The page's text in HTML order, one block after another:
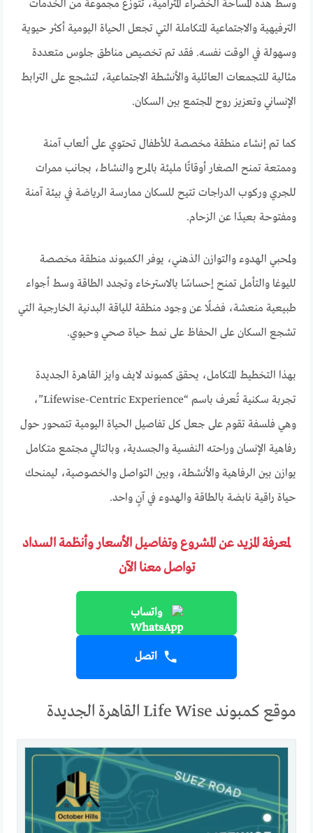
وسط هذه المساحة الخضراء المترامية، تتوزع مجموعة من الخدمات
الترفيهية والاجتماعية المتكاملة التي تجعل الحياة اليومية أكثر حيوية
وسهولة في الوقت نفسه. فقد تم تخصيص مناطق جلوس متعددة
مثالية للتجمعات العائلية والأنشطة الاجتماعية، لتشجع على الترابط
الإنساني وتعزيز روح المجتمع بين السكان.
كما تم إنشاء منطقة مخصصة للأطفال تحتوي على ألعاب آمنة
وممتعة تمنح الصغار أوقاتًا مليئة بالمرح والنشاط، بجانب ممرات
للجري وركوب الدراجات تتيح للسكان ممارسة الرياضة في بيئة آمنة
ومفتوحة بعيدًا عن الزحام.
ولمحبي الهدوء والتوازن الذهني، يوفر الكمبوند منطقة مخصصة
لليوغا والتأمل تمنح إحساسًا بالاسترخاء وتجدد الطاقة وسط أجواء
طبيعية منعشة، فضلًا عن وجود منطقة للياقة البدنية الخارجية التي
تشجع السكان على الحفاظ على نمط حياة صحي وحيوي.
بهذا التخطيط المتكامل، يحقق كمبوند لايف وايز القاهرة الجديدة
تجربة سكنية تُعرف باسم “Lifewise-Centric Experience”،
وهي فلسفة تقوم على جعل كل تفاصيل الحياة اليومية تتمحور حول
رفاهية الإنسان وراحته النفسية والجسدية، وبالتالي مجتمع متكامل
يوازن بين الرفاهية والأنشطة، وبين التواصل والخصوصية، ليمنحك
حياة راقية نابضة بالطاقة والهدوء في آنٍ واحد.
لمعرفة المزيد عن المشروع وتفاصيل الأسعار وأنظمة السداد
تواصل معنا الآن
واتساب
اتصل
موقع كمبوند Life Wise القاهرة الجديدة